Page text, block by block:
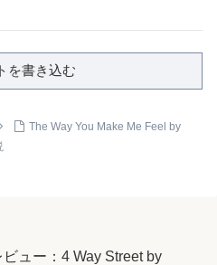
を書き込む
The Way You Make Me Feel by
ュー：4 Way Street by